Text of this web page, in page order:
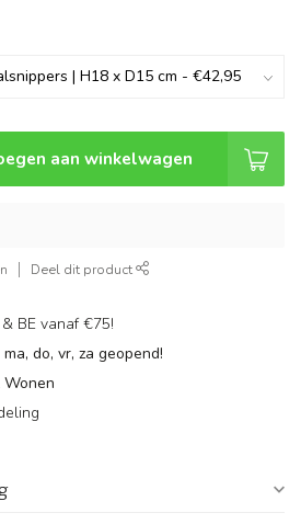
aan winkelwagen
Deel dit product
BE vanaf €75!
ma, do, vr, za geopend!